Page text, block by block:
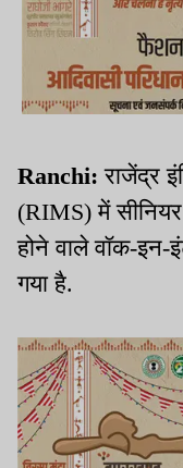
Ranchi: राजेंद्र
(RIMS) में
होने वाले वॉक-इन-
गया है.